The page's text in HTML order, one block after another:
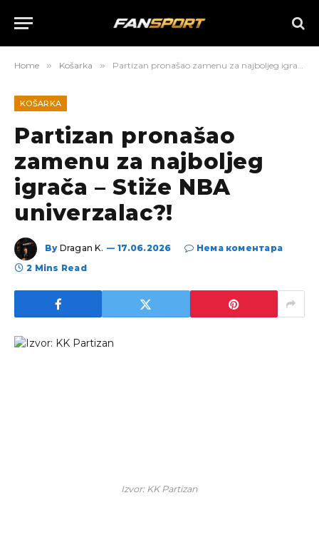
Home » Košarka » Partizan pronašao zamenu za najboljeg igrača – Stiže NBA univerzalac?!
KOŠARKA
Partizan pronašao
zamenu za najboljeg
igrača – Stiže NBA
univerzalac?!
By Dragan K. 17.06.2026
Нема коментара
2 Mins Read
Izvor: KK Partizan